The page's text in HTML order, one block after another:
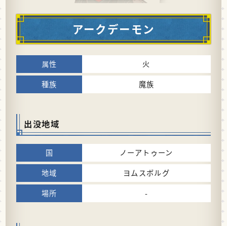
アークデーモン
火
魔族
出没地域
ノーアトゥーン
ヨムスボルグ
-